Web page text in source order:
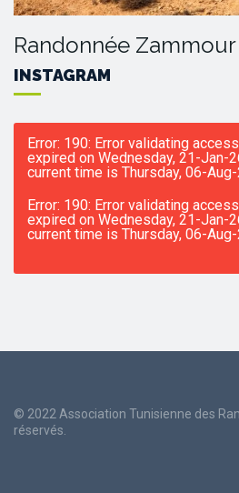
Randonnée
INSTAGRAM
Error: 190: Error validating
expired on Wednesday, 21-Jan-
current time is Thursday, 06-
Error: 190: Error validating
expired on Wednesday, 21-Jan-
current time is Thursday, 06-
© 2022 Association Tunisienne des
réservés.